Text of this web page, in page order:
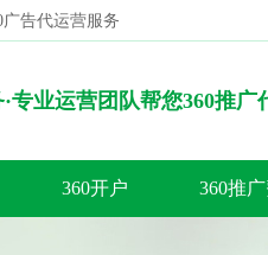
广告代运营服务
专业运营团队帮您360推广
搜索
360开户 360推